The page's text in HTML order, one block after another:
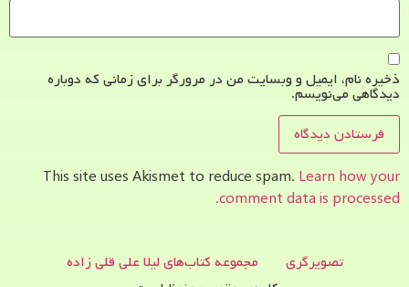
ذخیره نام، ایمیل و وبسایت من در مرورگر برای زمانی که دوباره
دیدگاهی می‌نویسم.
This site uses Akismet to reduce spam. Learn how your
comment data is processed.
تصویرگری
مجموعه کتاب‌های لیلا علی قلی زاده